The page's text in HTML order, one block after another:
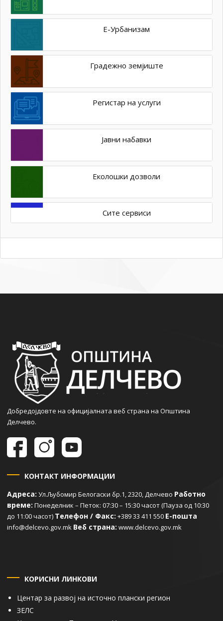
Е-Урбанизам
Градежно земјиште
Регистар на услуги
Јавни набавки
Еколошки дозволи
Сите сервиси
Добредојдовте на официјалната веб страна на Општина
Делчево.
КОНТАКТ ИНФОРМАЦИИ
Адреса: Ул.Љубомир Белогаски бр.1, 2320, Делчево Работно
време: Понеделник – Петок: 07:30 – 15:30 часот (Пауза од 10:30
до 11:00 часот) Телефон / Факс: +389 33 411 550 Е-пошта
info@delcevo.gov.mk Веб страна: www.delcevo.gov.mk
КОРИСНИ ЛИНКОВИ
Центар за развој на источно плански регион
ЗЕЛС